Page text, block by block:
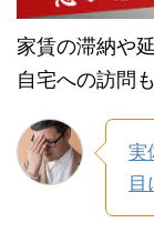
家賃の滞納や
自宅への訪問
実
目